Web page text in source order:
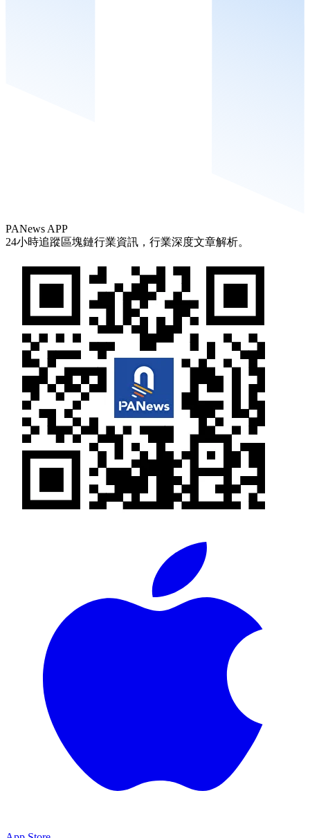
PANews APP
24小時追蹤區塊鏈行業資訊，行業深度文章解析。